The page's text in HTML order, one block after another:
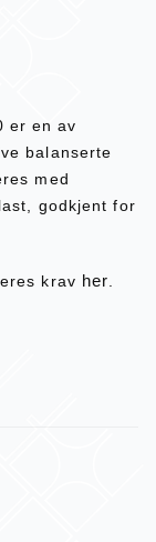
er en av
balanserte
med
godkjent for
krav her